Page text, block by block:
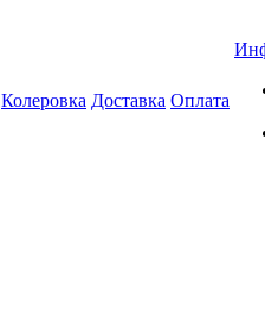
Колеровка Доставка Оплата